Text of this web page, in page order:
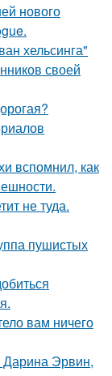
нового
хельсинга"
своей
вспомнил, как
не туда.
пушистых
вам ничего
Дарина Эрвин,